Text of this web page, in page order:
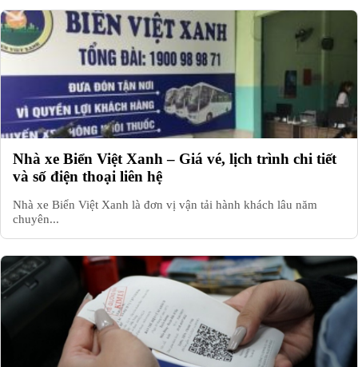
Nhà xe Biển Việt Xanh – Giá vé, lịch trình chi tiết
và số điện thoại liên hệ
Nhà xe Biển Việt Xanh là đơn vị vận tải hành khách lâu năm
chuyên...